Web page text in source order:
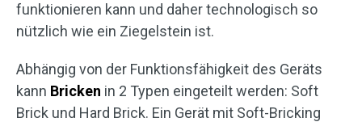
funktionieren kann und daher technologisch so
nützlich wie ein Ziegelstein ist.
Abhängig von der Funktionsfähigkeit des Geräts
kann Bricken in 2 Typen eingeteilt werden: Soft
Brick und Hard Brick. Ein Gerät mit Soft-Bricking